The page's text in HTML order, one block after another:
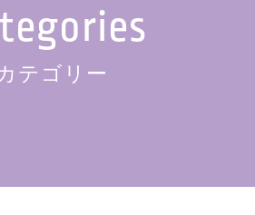
テゴリー